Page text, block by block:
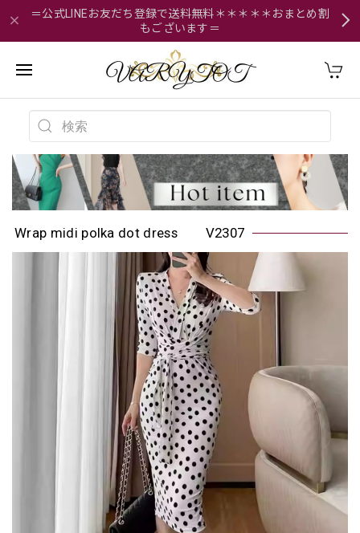
＝公式LINEお友だち登録で送料無料＊＊＊＊＊おまとめ割
もございます＝
Wrap midi polka dot dress V2307